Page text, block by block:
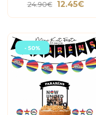
24.90€ 12.45€
- 50%